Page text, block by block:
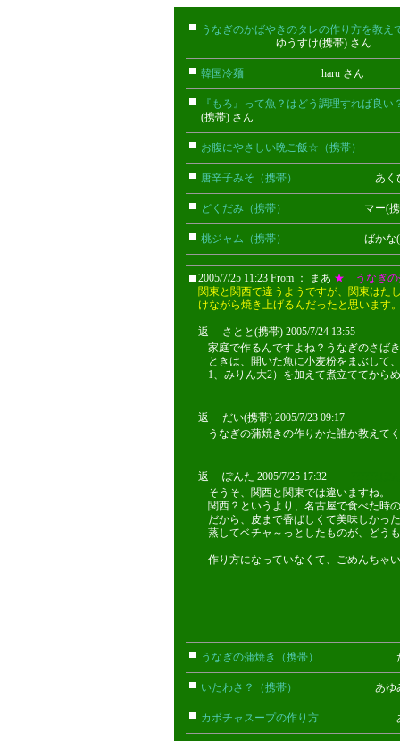
うなぎのかばやきのタレの作り方を教え
ゆうすけ(携帯) さん
韓国冷麺 haru さん
『もろ』って魚？はどう調理すれば良い
(携帯) さん
お腹にやさしい晩ご飯☆（携帯）
唐辛子みそ（携帯） あくび(携
どくだみ（携帯） マー(携帯)
桃ジャム（携帯） ばかな(携
2005/7/25 11:23 From ： まあ ★ うなぎの
関東と関西で違うようですが、関東はた
けながら焼き上げるんだったと思います
返 さとと(携帯) 2005/7/24 13:55
家庭で作るんですよね？うなぎのさば
ときは、開いた魚に小麦粉をまぶして
1、みりん大2）を加えて煮立ててから
返 だい(携帯) 2005/7/23 09:17
うなぎの蒲焼きの作りかた誰か教えて
返 ぽんた 2005/7/25 17:32
そうそ、関西と関東では違いますね。
関西？というより、名古屋で食べた時
だから、皮まで香ばしくて美味しかっ
蒸してベチャ～っとしたものが、どう
作り方になっていなくて、ごめんちゃ
うなぎの蒲焼き（携帯） だい(携
いたわさ？（携帯） あゆみ(携
カボチャスープの作り方 あいっ